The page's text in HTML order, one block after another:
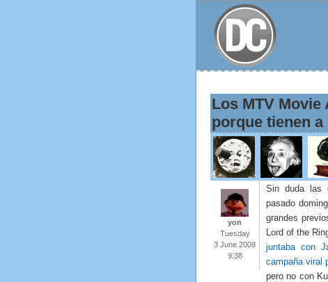
Los MTV
porque tienen a
yon
Tuesday
3 June 2008
9:38
Sin duda las
pasado
grandes
Lord of the
juntaba con
campaña viral
pero no con